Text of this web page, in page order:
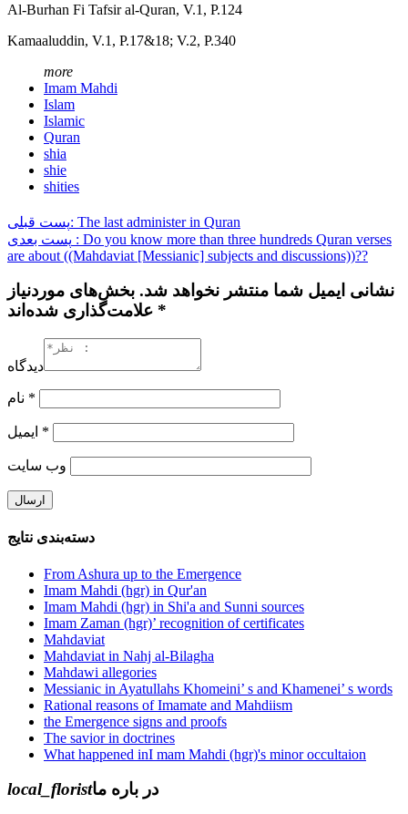
Al-Burhan Fi Tafsir al-Quran, V.1, P.124
Kamaaluddin, V.1, P.17&18; V.2, P.340
more
Imam Mahdi
Islam
Islamic
Quran
shia
shie
shities
پست قبلی: The last administer in Quran
پست بعدی : Do you know more than three hundreds Quran verses
are about ((Mahdaviat [Messianic] subjects and discussions))??
نشانی ایمیل شما منتشر نخواهد شد. بخش‌های موردنیاز
علامت‌گذاری شده‌اند *
دیدگاه
*
*
وب‌ سایت
دسته‌بندی نتایج
From Ashura up to the Emergence
Imam Mahdi (hgr) in Qur'an
Imam Mahdi (hgr) in Shi'a and Sunni sources
Imam Zaman (hgr)’ recognition of certificates
Mahdaviat
Mahdaviat in Nahj al-Bilagha
Mahdawi allegories
Messianic in Ayatullahs Khomeini’ s and Khamenei’ s words
Rational reasons of Imamate and Mahdiism
the Emergence signs and proofs
The savior in doctrines
What happened inI mam Mahdi (hgr)'s minor occultaion
local_floristدر باره ما